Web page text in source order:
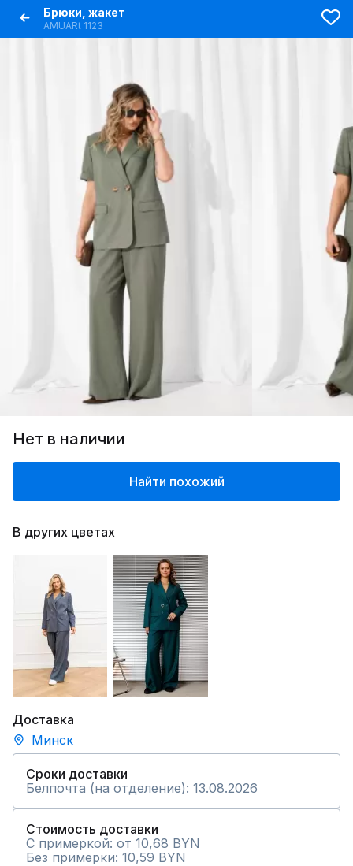
Брюки, жакет
AMUARt 1123
Нет в наличии
Найти похожий
В других цветах
Доставка
Минск
Сроки доставки
Белпочта (на отделение): 13.08.2026
Стоимость доставки
С примеркой: от 10,68 BYN
Без примерки: 10,59 BYN